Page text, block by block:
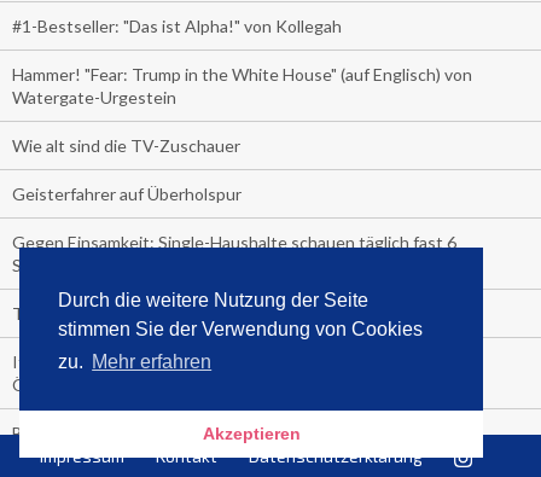
Durch die weitere Nutzung der Seite
stimmen Sie der Verwendung von Cookies
zu. Mehr erfahren
Akzeptieren
#1-Bestseller: "Das ist Alpha!" von Kollegah
Hammer! "Fear: Trump in the White House" (auf Englisch) von
Watergate-Urgestein
Wie alt sind die TV-Zuschauer
Geisterfahrer auf Überholspur
Gegen Einsamkeit: Single-Haushalte schauen täglich fast 6
Stunden TV
TV-Quote:
Italienisches Kochbuch schießt auf Nummer 1 in Deutschland,
Österreich und Schweiz
Blick in die Garage der TV-Dauerglotzer
Impressum Kontakt Datenschutzerklärung